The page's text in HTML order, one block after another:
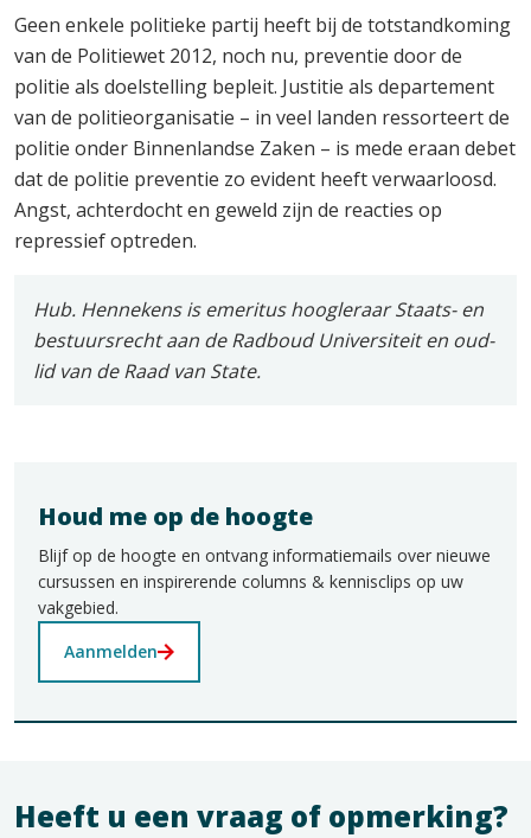
Geen enkele politieke partij heeft bij de totstandkoming
van de Politiewet 2012, noch nu, preventie door de
politie als doelstelling bepleit. Justitie als departement
van de politieorganisatie – in veel landen ressorteert de
politie onder Binnenlandse Zaken – is mede eraan debet
dat de politie preventie zo evident heeft verwaarloosd.
Angst, achterdocht en geweld zijn de reacties op
repressief optreden.
Hub. Hennekens is emeritus hoogleraar Staats- en
bestuursrecht aan de Radboud Universiteit en oud-
lid van de Raad van State.
Houd me op de hoogte
Blijf op de hoogte en ontvang informatiemails over nieuwe
cursussen en inspirerende columns & kennisclips op uw
vakgebied.
Aanmelden
Heeft u een vraag of opmerking?